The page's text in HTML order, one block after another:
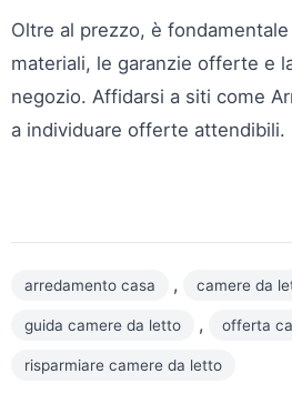
Oltre al prezzo, è
materiali, le garanzie offerte e
negozio. Affidarsi a siti come
a individuare offerte attendibili.
arredamento casa , camere da
guida camere da letto , offerta
risparmiare camere da letto